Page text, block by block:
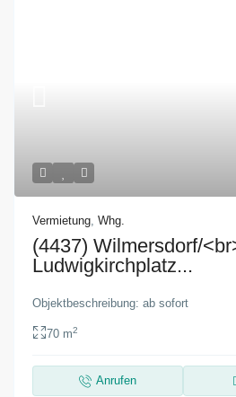
Vermietung,Whg.
(4437) Wilmersdorf/
Ludwigkirchplatz...
Objektbeschreibung: ab sofort
70 m2
Anrufen